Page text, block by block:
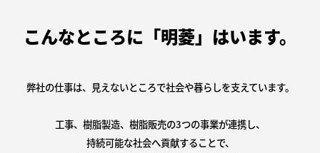
こんなところに「明菱」はいます。
弊社の仕事は、見えないところで社会や暮らしを支えています。
工事、樹脂製造、樹脂販売の3つの事業が連携し、
持続可能な社会へ貢献することで、